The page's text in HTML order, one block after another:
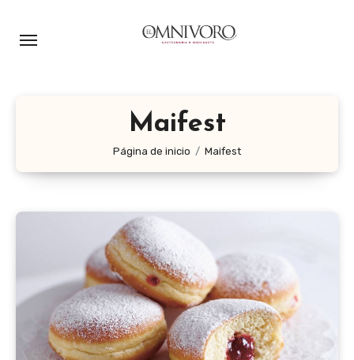
Maifest
Página de inicio Maifest